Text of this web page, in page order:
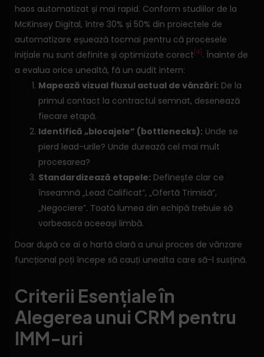
haos automatizat și mai rapid. Conform studiilor de la
McKinsey Digital, între 30% și 50% din proiectele de
automatizare eșuează tocmai pentru că procesele
inițiale nu sunt definite și optimizate corect [4] . Înainte de
a evalua orice unealtă, fă un audit intern:
Mapează vizual fluxul actual de vânzări: De la
primul contact la contractul semnat, desenează
fiecare etapă.
Identifică „blocajele” (bottlenecks): Unde se
pierd lead-urile? Unde durează cel mai mult
procesarea?
Standardizează etapele: Definește clar ce
înseamnă „Lead Calificat”, „Ofertă Trimisă”,
„Negociere”. Toată lumea din echipă trebuie să
vorbească aceeași limbă.
Doar după ce ai o hartă clară a unui proces de vânzare
funcțional poți începe să cauți unealta care să-l susțină.
Criterii Esențiale în
Alegerea unui CRM pentru
IMM-uri